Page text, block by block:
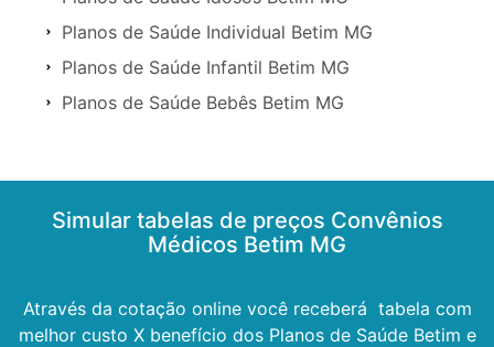
Planos de Saúde Individual Betim MG
Planos de Saúde Infantil Betim MG
Planos de Saúde Bebês Betim MG
Simular tabelas de preços Convênios
Médicos Betim MG
Através da cotação online você receberá tabela com
melhor custo X benefício dos Planos de Saúde Betim e